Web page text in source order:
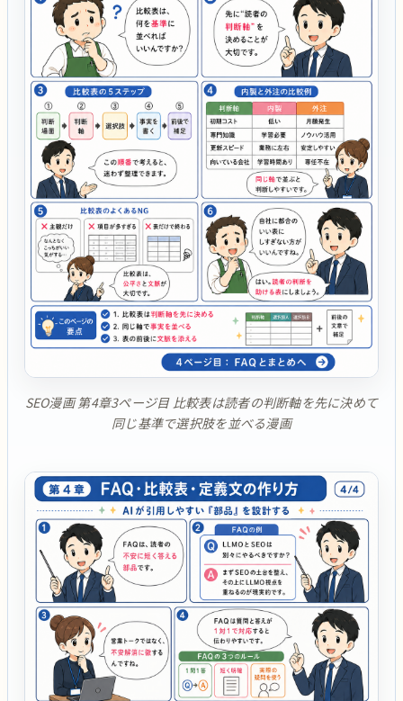
SEO漫画 第4章3ページ目 比較表は読者の判断軸を先に決めて
同じ基準で選択肢を並べる漫画